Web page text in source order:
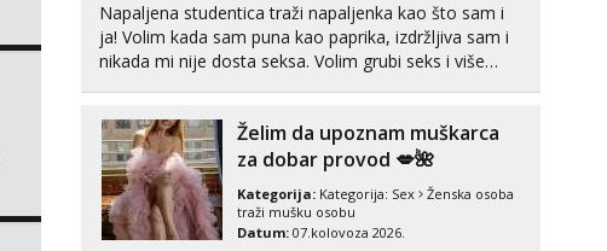
Napaljena studentica traži napaljenka kao što sam i
ja! Volim kada sam puna kao paprika, izdržljiva sam i
nikada mi nije dosta seksa. Volim grubi seks i više
cekam te!
Želim da upoznam muškarca
za dobar provod 💋🌺
Kategorija: Kategorija: Sex
Ženska osoba
traži mušku osobu
Datum: 07.kolovoza 2026.